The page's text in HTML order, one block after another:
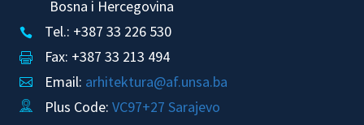
Bosna i Hercegovina

 Tel.: +387 33 226 530

 Fax: +387 33 213 494

 Email: arhitektura@af.unsa.ba

 Plus Code: VC97+27 Sarajevo